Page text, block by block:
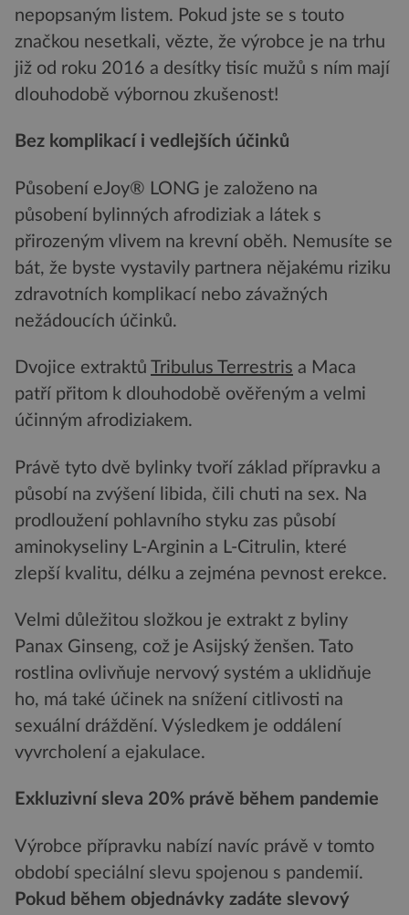
nepopsaným listem. Pokud jste se s touto
značkou nesetkali, vězte, že výrobce je na trhu
již od roku 2016 a desítky tisíc mužů s ním mají
dlouhodobě výbornou zkušenost!
Bez komplikací i vedlejších účinků
Působení eJoy® LONG je založeno na
působení bylinných afrodiziak a látek s
přirozeným vlivem na krevní oběh. Nemusíte se
bát, že byste vystavily partnera nějakému riziku
zdravotních komplikací nebo závažných
nežádoucích účinků.
Dvojice extraktů Tribulus Terrestris a Maca
patří přitom k dlouhodobě ověřeným a velmi
účinným afrodiziakem.
Právě tyto dvě bylinky tvoří základ přípravku a
působí na zvýšení libida, čili chuti na sex. Na
prodloužení pohlavního styku zas působí
aminokyseliny L-Arginin a L-Citrulin, které
zlepší kvalitu, délku a zejména pevnost erekce.
Velmi důležitou složkou je extrakt z byliny
Panax Ginseng, což je Asijský ženšen. Tato
rostlina ovlivňuje nervový systém a uklidňuje
ho, má také účinek na snížení citlivosti na
sexuální dráždění. Výsledkem je oddálení
vyvrcholení a ejakulace.
Exkluzivní sleva 20% právě během pandemie
Výrobce přípravku nabízí navíc právě v tomto
období speciální slevu spojenou s pandemií.
Pokud během objednávky zadáte slevový